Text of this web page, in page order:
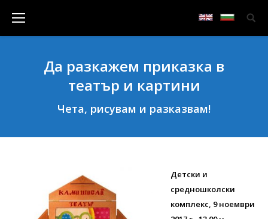
Да разкажем приказка в
театър и картини
Чета, рисувам и разказвам!
Детски и
средношколски
комплекс, 9 ноември